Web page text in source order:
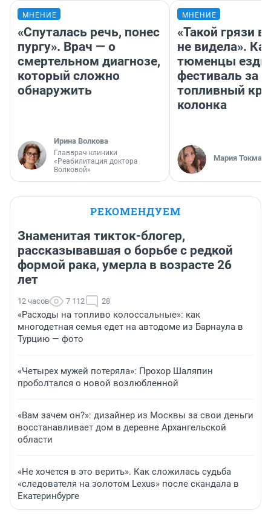
МНЕНИЕ
«Спуталась речь, понес
пургу». Врач — о
смертельном диагнозе,
который сложно
обнаружить
Ирина Волкова
Главврач клиники
«Реабилитация доктора
Волковой»
МНЕНИЕ
«Такой грязи
не видела».
тюменцы
фестиваль за
топливный
колонка
Мария
РЕКОМЕНДУЕМ
Знаменитая тикток-блогер,
рассказывавшая о борьбе с редкой
формой рака, умерла в возрасте 26
лет
12 часов 7 112 28
«Расходы на топливо колоссальные»: как
многодетная семья едет на автодоме из Барнаула в
Турцию — фото
«Четырех мужей потеряла»: Прохор Шаляпин
проболтался о новой возлюбленной
«Вам зачем он?»: дизайнер из Москвы за свои деньги
восстанавливает дом в деревне Архангельской
области
«Не хочется в это верить». Как сложилась судьба
«следователя на золотом Lexus» после скандала в
Екатеринбурге